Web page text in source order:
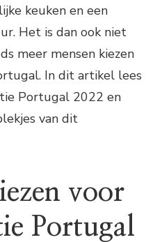
keuken en een
Het is dan ook niet
meer mensen kiezen
In dit artikel lees
Portugal 2022 en
van dit
voor
Portugal